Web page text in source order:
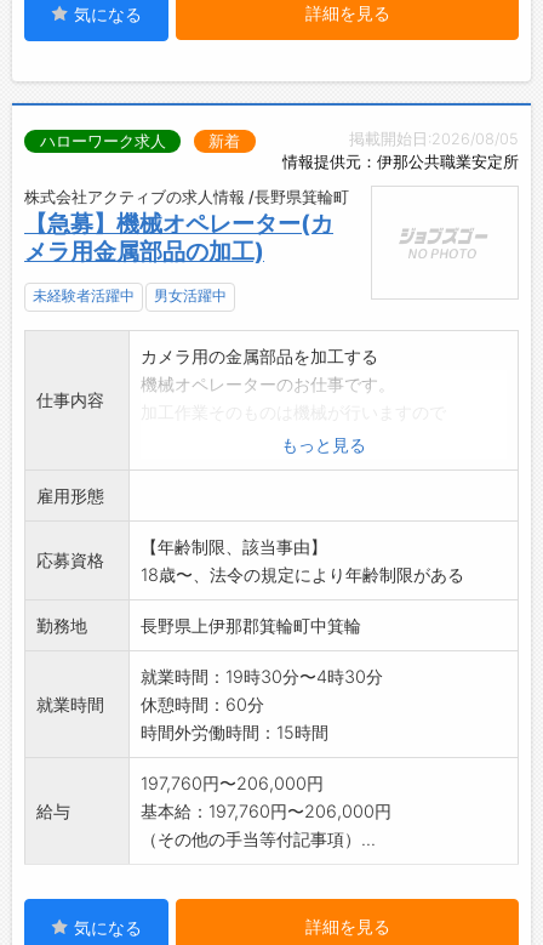
気になる 詳細を見る
掲載開始日:2026/08/05
情報提供元：伊那公共職業安定所
ハローワーク求人 新着
株式会社アクティブの求人情報 /長野県箕輪町
【急募】機械オペレーター(カ
メラ用金属部品の加工)
未経験者活躍中 男女活躍中
仕事内容
カメラ用の金属部品を加工する
機械オペレーターのお仕事です。
難しい作業はありません。
1.部品を取り付ける
3.機械が加工する
4.機械の扉を開ける
5.加工された部品の外観をチェックする
立ち仕事/夜勤固定
業務の変更範囲:変更なし
もっと見る
雇用形態
応募資格
【年齢制限、該当事由】
18歳〜、法令の規定により年齢制限がある
勤務地 長野県上伊那郡箕輪町中箕輪
就業時間
就業時間：19時30分〜4時30分
休憩時間：60分
時間外労働時間：15時間
給与
197,760円〜206,000円
基本給：197,760円〜206,000円
（その他の手当等付記事項）...
気になる 詳細を見る